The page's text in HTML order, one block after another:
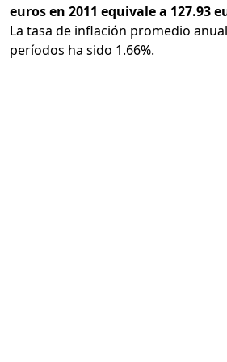
euros en 2011 equivale a 127.93
La tasa de inflación promedio
períodos ha sido 1.66%.